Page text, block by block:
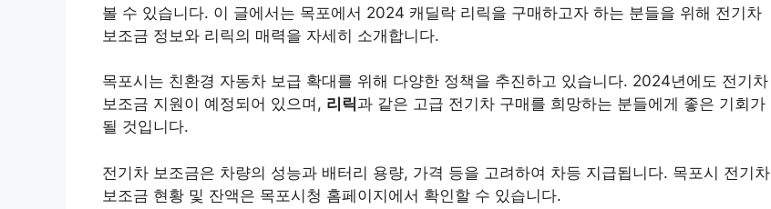
볼 수 있습니다. 이 글에서는 목포에서 2024 캐딜락 리릭을 구매하고자 하는 분들을 위해 전기차
보조금 정보와 리릭의 매력을 자세히 소개합니다.
목포시는 친환경 자동차 보급 확대를 위해 다양한 정책을 추진하고 있습니다. 2024년에도 전기차
보조금 지원이 예정되어 있으며, 리릭과 같은 고급 전기차 구매를 희망하는 분들에게 좋은 기회가
될 것입니다.
전기차 보조금은 차량의 성능과 배터리 용량, 가격 등을 고려하여 차등 지급됩니다. 목포시 전기차
보조금 현황 및 잔액은 목포시청 홈페이지에서 확인할 수 있습니다.